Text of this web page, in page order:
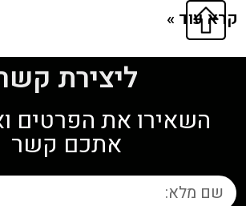
קרא עוד »
ליצירת
השאירו את הפרטים
אתכם קשר